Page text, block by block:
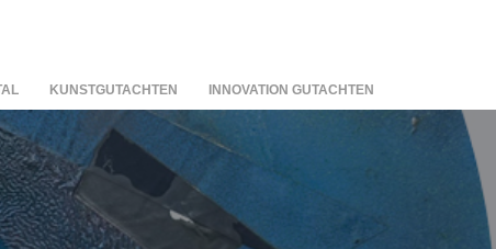
KUNSTGUTACHTEN INNOVATION GUTACHTEN